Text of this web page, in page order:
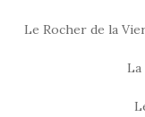
Le Rocher de la
La